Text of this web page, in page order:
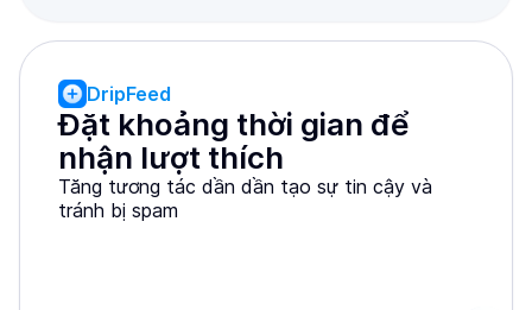
DripFeed
Đặt khoảng thời gian để
nhận lượt thích
Tăng tương tác dần dần tạo sự tin cậy và
tránh bị spam